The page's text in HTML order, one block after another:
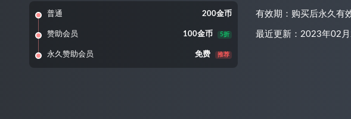
普通 200金币
赞助会员 100金币 5折
永久赞助会员 免费 推荐
有效期：购买后永久有
最近更新：2023年02月